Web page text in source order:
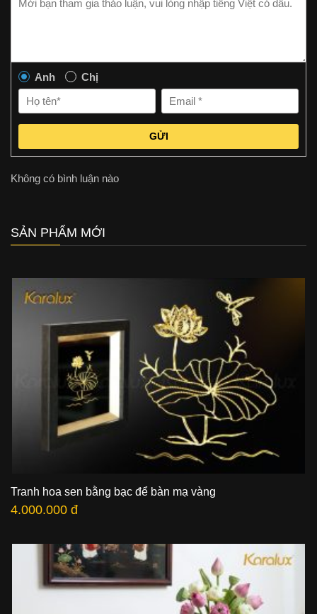
Anh Chị
GỬI
Không có bình luận nào
SẢN PHẨM MỚI
Tranh hoa sen bằng bạc để bàn mạ vàng
4.000.000 đ